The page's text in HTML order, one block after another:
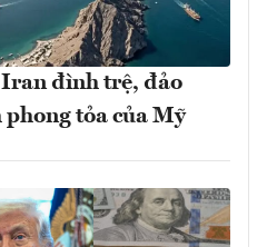
đình trệ, đảo
tỏa của Mỹ